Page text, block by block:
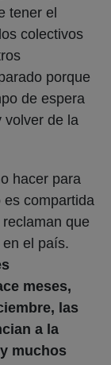
tener el
colectivos
porque
de espera
volver de la
hacer para
compartida
que
el país.
meses,
las
a la
muchos